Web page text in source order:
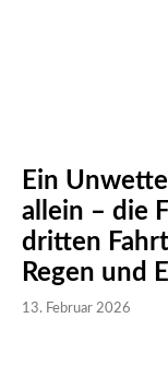
Ein
allein – die
dritten
Regen und
13. Februar 2026